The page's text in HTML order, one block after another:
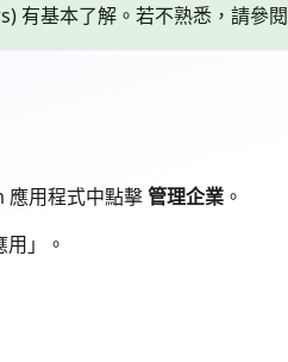
有基本了解。若不熟悉，請參閱
應用程式中點擊管理企業 。
」。